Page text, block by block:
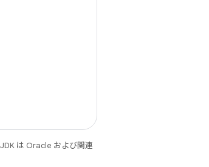
は Oracle および関連